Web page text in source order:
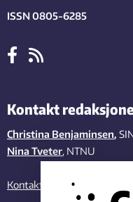
ISSN 0805-6285
Kontakt
Christina Benjaminsen,
Nina Tveter, NTNU
Kontakt oss